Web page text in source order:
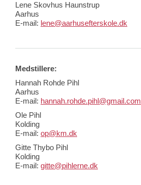
Lene Skovhus Haunstrup
Aarhus
E-mail: lene@aarhusefterskole.dk
Medstillere:
Hannah Rohde Pihl
Aarhus
E-mail: hannah.rohde.pihl@gmail.com
Ole Pihl
Kolding
E-mail: op@km.dk
Gitte Thybo Pihl
Kolding
E-mail: gitte@pihlerne.dk